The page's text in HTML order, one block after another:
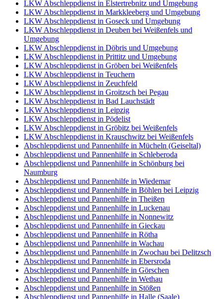
LKW Abschleppdienst in Elstertrebnitz und Umgebung
LKW Abschleppdienst in Markkleeberg und Umgebung
LKW Abschleppdienst in Goseck und Umgebung
LKW Abschleppdienst in Deuben bei Weißenfels und
Umgebung
LKW Abschleppdienst in Döbris und Umgebung
LKW Abschleppdienst in Prittitz und Umgebung
LKW Abschleppdienst in Gröben bei Weißenfels
LKW Abschleppdienst in Teuchern
LKW Abschleppdienst in Zeuchfeld
LKW Abschleppdienst in Groitzsch bei Pegau
LKW Abschleppdienst in Bad Lauchstädt
LKW Abschleppdienst in Leipzig
LKW Abschleppdienst in Pödelist
LKW Abschleppdienst in Gröbitz bei Weißenfels
LKW Abschleppdienst in Krauschwitz bei Weißenfels
Abschleppdienst und Pannenhilfe in Mücheln (Geiseltal)
Abschleppdienst und Pannenhilfe in Schleberoda
Abschleppdienst und Pannenhilfe in Schönburg bei
Naumburg
Abschleppdienst und Pannenhilfe in Wiedemar
Abschleppdienst und Pannenhilfe in Böhlen bei Leipzig
Abschleppdienst und Pannenhilfe in Theißen
Abschleppdienst und Pannenhilfe in Luckenau
Abschleppdienst und Pannenhilfe in Nonnewitz
Abschleppdienst und Pannenhilfe in Gieckau
Abschleppdienst und Pannenhilfe in Rötha
Abschleppdienst und Pannenhilfe in Wachau
Abschleppdienst und Pannenhilfe in Zwochau bei Delitzsch
Abschleppdienst und Pannenhilfe in Ebersroda
Abschleppdienst und Pannenhilfe in Görschen
Abschleppdienst und Pannenhilfe in Wethau
Abschleppdienst und Pannenhilfe in Stößen
Abschleppdienst und Pannenhilfe in Halle (Saale)